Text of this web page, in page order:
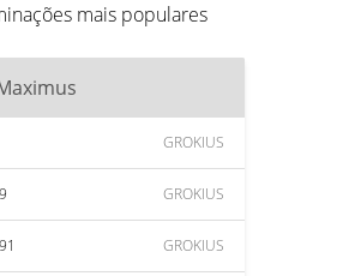
mais populares
GROKIUS
GROKIUS
GROKIUS